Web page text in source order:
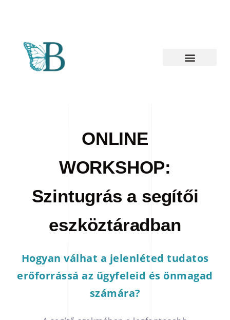
ONLINE
WORKSHOP:
Szintugrás a segítői
eszköztáradban
Hogyan válhat a jelenléted tudatos
erőforrássá az ügyfeleid és önmagad
számára?